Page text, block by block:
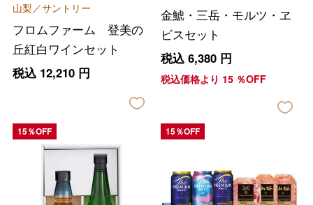
山梨／サントリー
フロムファーム 登美の
丘紅白ワインセット
税込 12,210円
金鯱・三岳・モルツ・ヱ
ビスセット
税込 6,380円
税込価格より 15％OFF
15％OFF 15％OFF